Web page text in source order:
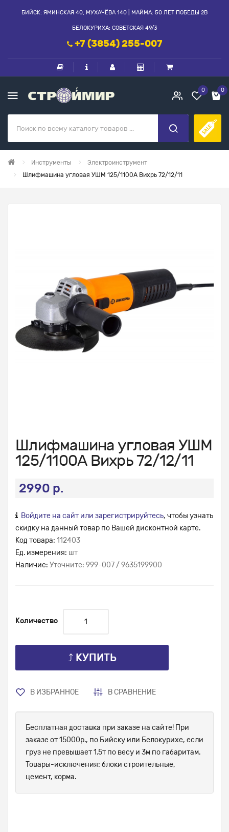
БИЙСК: ЯМИНСКАЯ 40, МУХАЧЁВА 140 | МАЙМА: 50 ЛЕТ ПОБЕДЫ 2В
БЕЛОКУРИХА: СОВЕТСКАЯ 49/3
+7 (3854) 255-007
0 0
Инструменты
Электроинструмент
Шлифмашина угловая УШМ 125/1100А Вихрь 72/12/11
Шлифмашина угловая УШМ
125/1100А Вихрь 72/12/11
2990 р.
Войдите на сайт или зарегистрируйтесь, чтобы узнать
скидку на данный товар по Вашей дисконтной карте.
Код товара: 112403
Ед. измерения: шт
Наличие: Уточните: 999-007 / 9635199900
Количество
⤴ КУПИТЬ
В ИЗБРАННОЕ В СРАВНЕНИЕ
Бесплатная доставка при заказе на сайте! При
заказе от 15000р., по Бийску или Белокурихе, если
груз не превышает 1.5т по весу и 3м по габаритам.
Товары-исключения: блоки строительные,
цемент, корма.